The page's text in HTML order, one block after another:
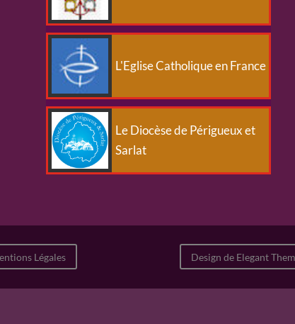
L'Eglise Catholique en France
Le Diocèse de Périgueux et
Sarlat
Légales Design de Elegant